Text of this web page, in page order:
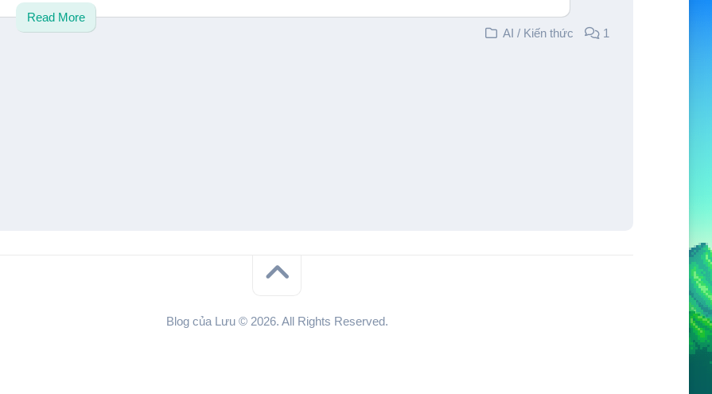
Read More
AI / Kiến thức 1
Blog của Lưu © 2026. All Rights Reserved.